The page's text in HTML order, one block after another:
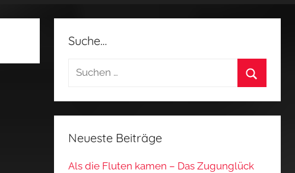
Suche…
Suchen
Neueste Beiträge
Als die Fluten kamen – Das Zugunglück